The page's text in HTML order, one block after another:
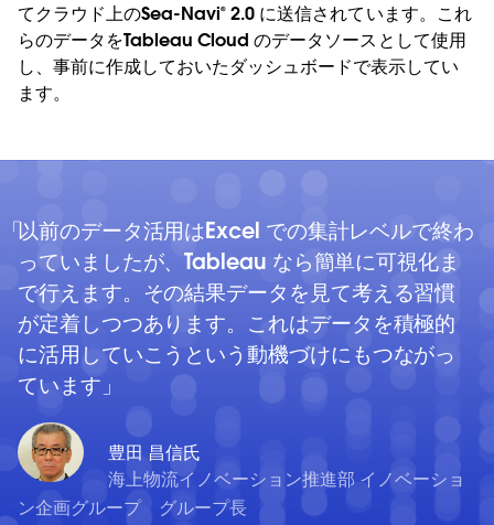
てクラウド上のSea-Navi® 2.0 に送信されています。これ
らのデータをTableau Cloud のデータソースとして使用
し、事前に作成しておいたダッシュボードで表示してい
ます。
以前のデータ活用はExcel での集計レベルで終わ
っていましたが、Tableau なら簡単に可視化ま
で行えます。その結果データを見て考える習慣
が定着しつつあります。これはデータを積極的
に活用していこうという動機づけにもつながっ
ています
豊田 昌信氏
海上物流イノベーション推進部 イノベーショ
ン企画グループ グループ長